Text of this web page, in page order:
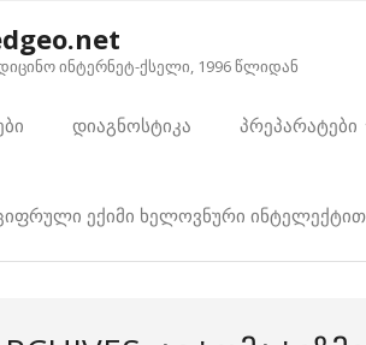
ინტერნეტ-ქსელი, 1996 წლიდან
დიაგნოსტიკა პრეპარატები
ციფრული ექიმი ხელოვნური